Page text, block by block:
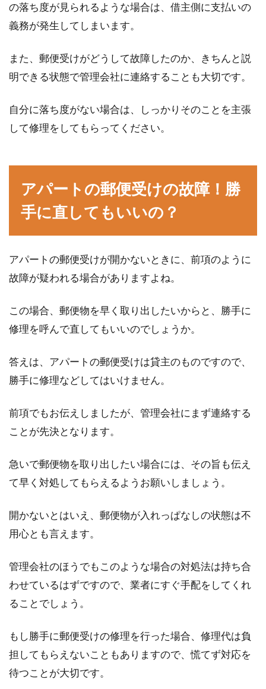
の落ち度が見られるような場合は、借主側に支払いの
義務が発生してしまいます。
また、郵便受けがどうして故障したのか、きちんと説
明できる状態で管理会社に連絡することも大切です。
自分に落ち度がない場合は、しっかりそのことを主張
して修理をしてもらってください。
アパートの郵便受けの故障！勝
手に直してもいいの？
アパートの郵便受けが開かないときに、前項のように
故障が疑われる場合がありますよね。
この場合、郵便物を早く取り出したいからと、勝手に
修理を呼んで直してもいいのでしょうか。
答えは、アパートの郵便受けは貸主のものですので、
勝手に修理などしてはいけません。
前項でもお伝えしましたが、管理会社にまず連絡する
ことが先決となります。
急いで郵便物を取り出したい場合には、その旨も伝え
て早く対処してもらえるようお願いしましょう。
開かないとはいえ、郵便物が入れっぱなしの状態は不
用心とも言えます。
管理会社のほうでもこのような場合の対処法は持ち合
わせているはずですので、業者にすぐ手配をしてくれ
ることでしょう。
もし勝手に郵便受けの修理を行った場合、修理代は負
担してもらえないこともありますので、慌てず対応を
待つことが大切です。